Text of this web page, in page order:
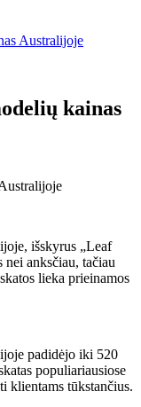
Australijoje
kainas
išskyrus „Leaf
anksčiau, tačiau
lieka prieinamos
padidėjo iki 520
populiariausiose
klientams tūkstančius.